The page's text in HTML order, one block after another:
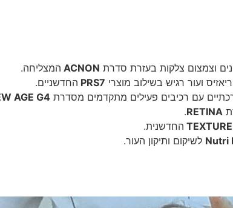
וצמצום צלקות בעזרת סדרת ACNON המצליחה.
ועור רגיש בשילוב מוצרי PRS7 החדשניים.
עם רכיבים פעילים מתקדמים מסדרת AGE G4
RETINA
.
TEXTURE החדשנית.
Nutri לשיקום ותיקון העור.